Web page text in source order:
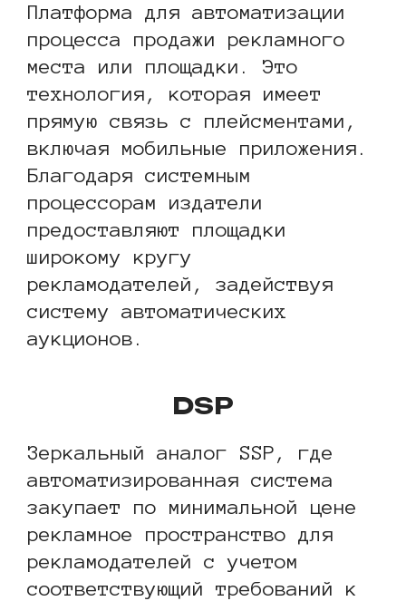
Платформа для автоматизации
процесса продажи рекламного
места или площадки. Это
технология, которая имеет
прямую связь с плейсментами,
включая мобильные приложения.
Благодаря системным
процессорам издатели
предоставляют площадки
широкому кругу
рекламодателей, задействуя
систему автоматических
аукционов.
DSP
Зеркальный аналог SSP, где
автоматизированная система
закупает по минимальной цене
рекламное пространство для
рекламодателей с учетом
соответствующий требований к